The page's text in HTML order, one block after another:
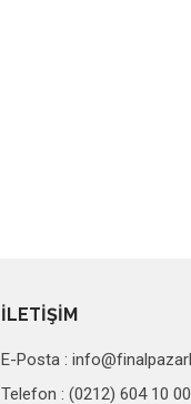
İLETİŞİM
E-Posta :
Telefon : (0212) 604 10 00